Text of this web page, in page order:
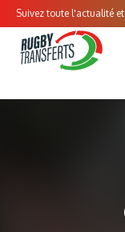
Suivez toute l'actualité